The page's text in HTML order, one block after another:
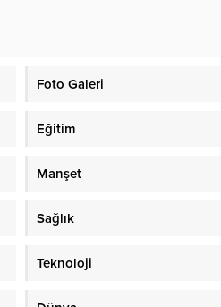
Foto Galeri
Eğitim
Manşet
Sağlık
Teknoloji